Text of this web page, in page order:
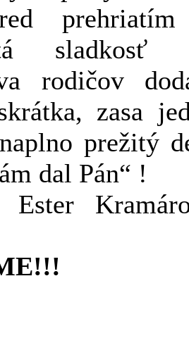
sladkosť
rodičov
zasa
prežitý
dal Pán“ !
Ester